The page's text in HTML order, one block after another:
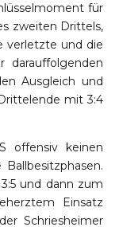
für
zweiten Drittels,
verletzte und die
Ausgleich und
mit 3:4
offensiv keinen
und dann zum
Einsatz
Schriesheimer